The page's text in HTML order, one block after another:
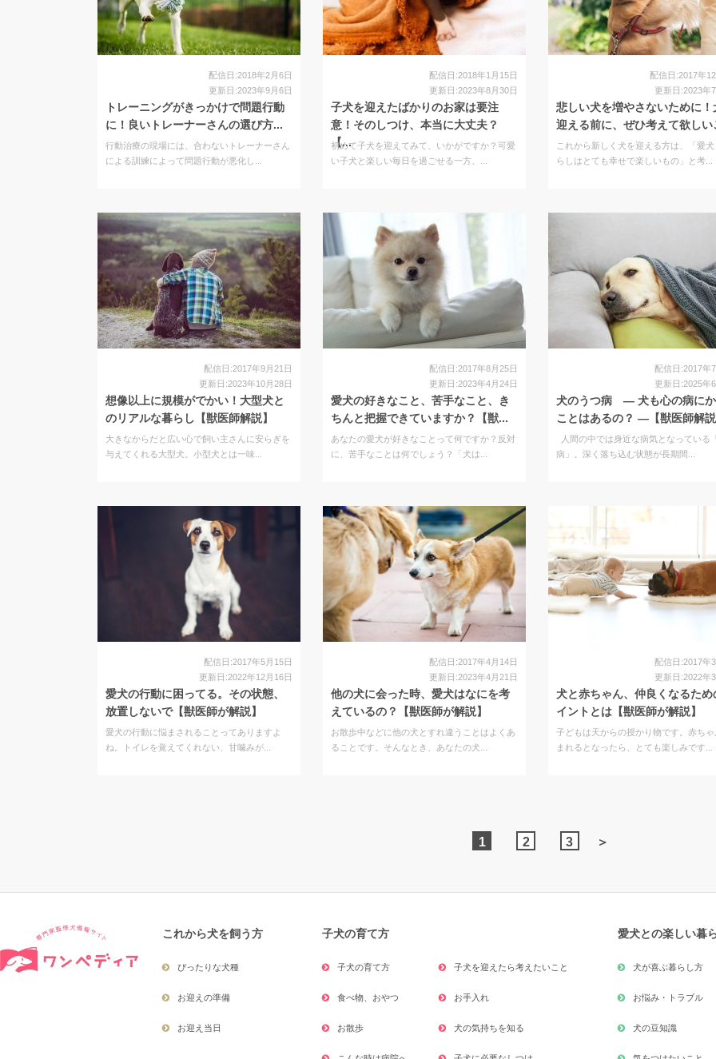
配信日:2018年2月6日
更新日:2023年9月6日
トレーニングがきっかけで問題行動
に！良いトレーナーさんの選び方...
行動治療の現場には、合わないトレーナーさん
による訓練によって問題行動が悪化し...
配信日:2018年1月15日
更新日:2023年8月30日
子犬を迎えたばかりのお家は要注
意！そのしつけ、本当に大丈夫？
【...
初めて子犬を迎えてみて、いかがですか？可愛
い子犬と楽しい毎日を過ごせる一方、...
配信日:2017年
更新日:2023年
悲しい犬を増やさないために！
迎える前に、ぜひ考えて欲しい
これから新しく犬を迎える方は、「愛
らしはとても幸せで楽しいもの」と考...
配信日:2017年9月21日
更新日:2023年10月28日
想像以上に規模がでかい！大型犬と
のリアルな暮らし【獣医師解説】
大きなからだと広い心で飼い主さんに安らぎを
与えてくれる大型犬。小型犬とは一味...
配信日:2017年8月25日
更新日:2023年4月24日
愛犬の好きなこと、苦手なこと、き
ちんと把握できていますか？【獣...
あなたの愛犬が好きなことって何ですか？反対
に、苦手なことは何でしょう？「犬は...
配信日:2017年
更新日:2025年
犬のうつ病 ― 犬も心の病に
ことはあるの？ ―【獣医師解
人間の中では身近な病気となっている
病」。深く落ち込む状態が長期間...
配信日:2017年5月15日
更新日:2022年12月16日
愛犬の行動に困ってる。その状態、
放置しないで【獣医師が解説】
愛犬の行動に悩まされることってありますよ
ね。トイレを覚えてくれない、甘噛みが...
配信日:2017年4月14日
更新日:2023年4月21日
他の犬に会った時、愛犬はなにを考
えているの？【獣医師が解説】
お散歩中などに他の犬とすれ違うことはよくあ
ることです。そんなとき、あなたの犬...
配信日:2017年
更新日:2022年
犬と赤ちゃん、仲良くなるため
イントとは【獣医師が解説】
子どもは天からの授かり物です。赤ち
まれるとなったら、とても楽しみです...
1 2 3 ＞
子犬の育て方
子犬の育て方 子犬を迎えたら考えたいこと
食べ物、おやつ お手入れ
お散歩 犬の気持ちを知る
これから犬を飼う方
ぴったりな犬種
お迎えの準備
お迎え当日
愛犬との楽しい暮
犬が喜ぶ暮らし方
お悩み・トラブル
犬の豆知識